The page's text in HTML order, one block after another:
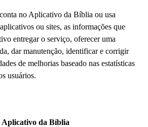
no Aplicativo da Bíblia ou usa
ou sites, as informações que
entregar o serviço, oferecer uma
dar manutenção, identificar e corrigir
de melhorias baseado nas estatísticas
usuários.
da Bíblia